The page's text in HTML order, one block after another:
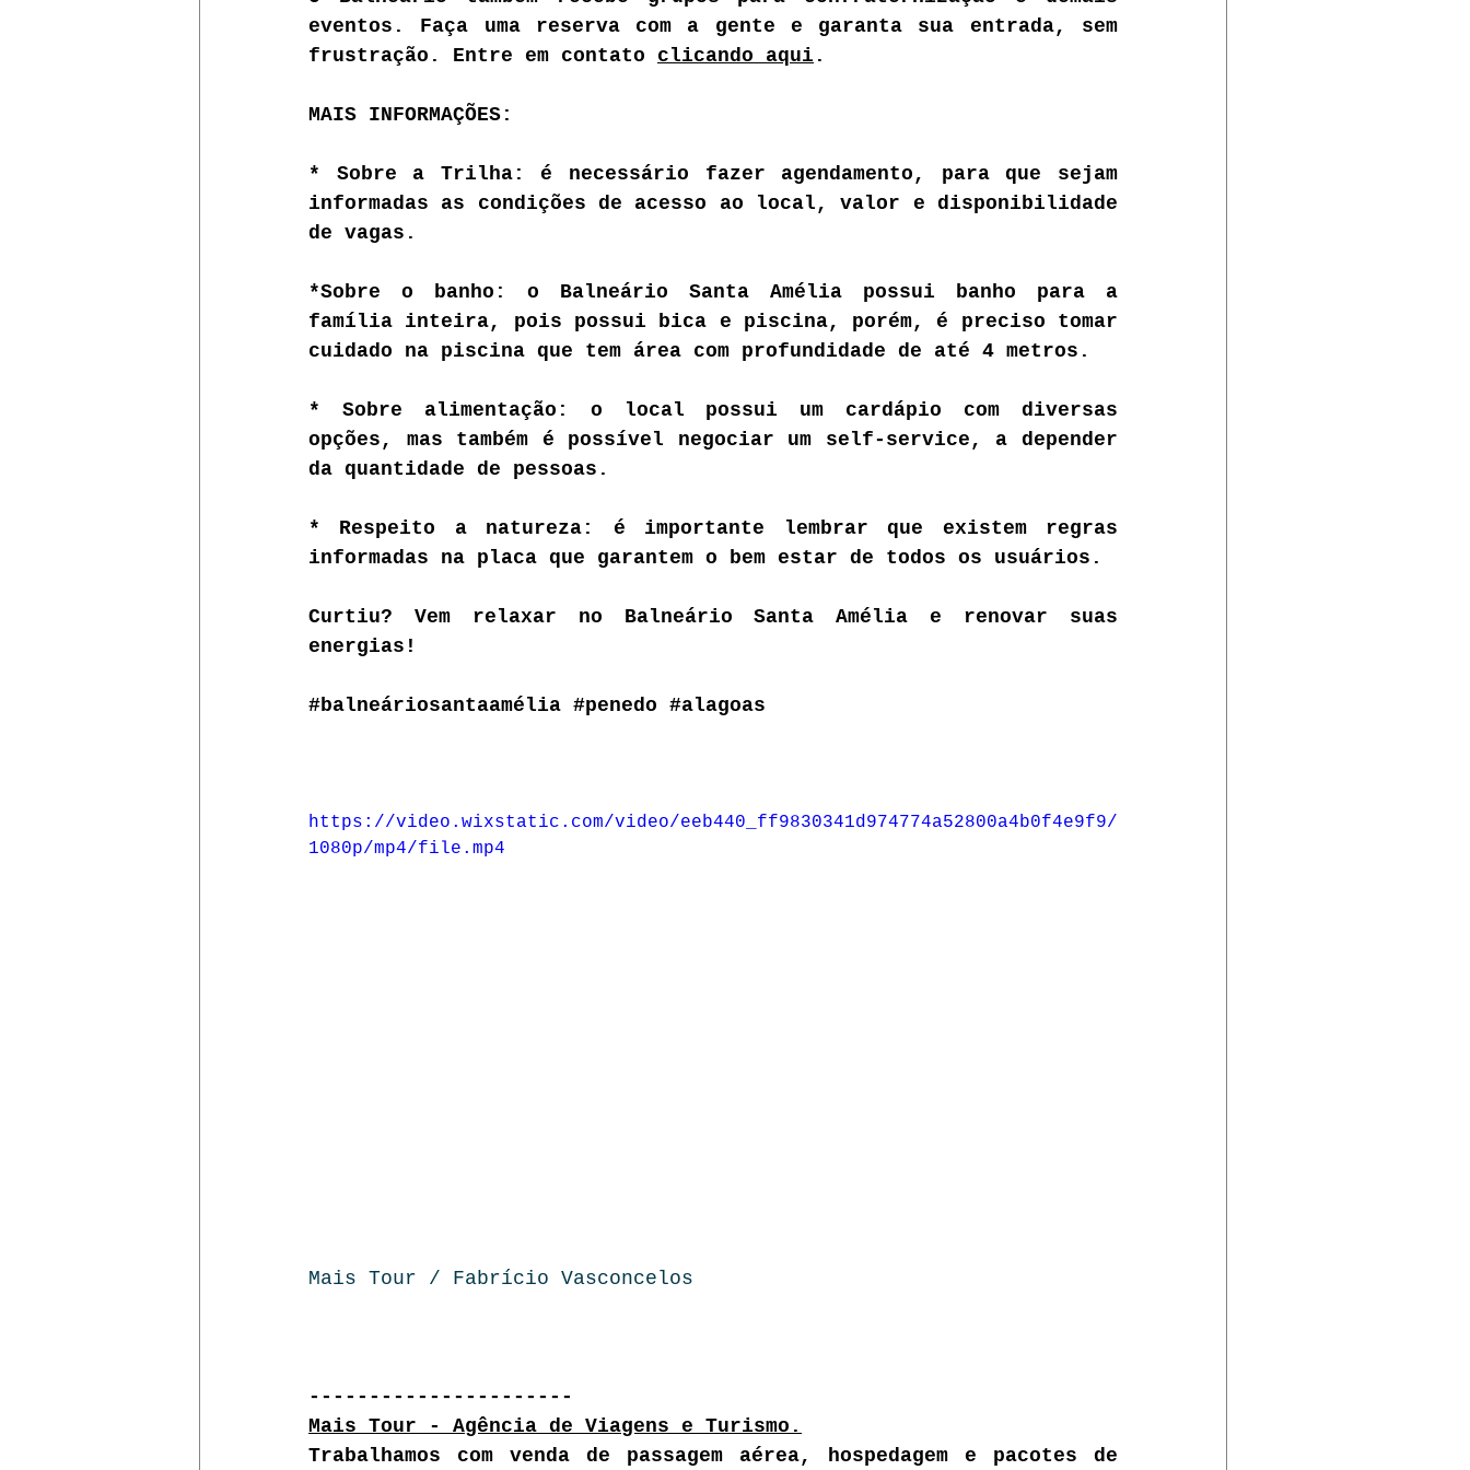
eventos. Faça uma reserva com a gente e garanta sua entrada, sem
frustração. Entre em contato clicando aqui .
MAIS INFORMAÇÕES:
* Sobre a Trilha: é necessário fazer agendamento, para que sejam
informadas as condições de acesso ao local, valor e disponibilidade
de vagas.
*Sobre o banho: o Balneário Santa Amélia possui banho para a
família inteira, pois possui bica e piscina, porém, é preciso tomar
cuidado na piscina que tem área com profundidade de até 4 metros.
* Sobre alimentação: o local possui um cardápio com diversas
opções, mas também é possível negociar um self-service, a depender
da quantidade de pessoas.
* Respeito a natureza: é importante lembrar que existem regras
informadas na placa que garantem o bem estar de todos os usuários.
Curtiu? Vem relaxar no Balneário Santa Amélia e renovar suas
energias!
#balneáriosantaamélia #penedo #alagoas
https://video.wixstatic.com/video/eeb440_ff9830341d974774a52800a4b0f4e9f9/
1080p/mp4/file.mp4
Mais Tour / Fabrício Vasconcelos
----------------------
Mais Tour - Agência de Viagens e Turismo.
Trabalhamos com venda de passagem aérea, hospedagem e pacotes de